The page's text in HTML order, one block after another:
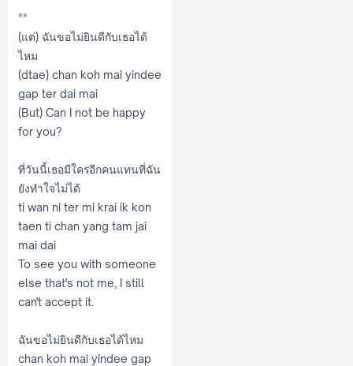
**
(แต่) ฉันขอไม่ยินดีกับเธอได้
ไหม
(dtae) chan koh mai yindee
gap ter dai mai
(But) Can I not be happy
for you?
ที่วันนี้เธอมีใครอีกคนแทนที่ฉัน
ยังทำใจไม่ได้
ti wan ni ter mi krai ik kon
taen ti chan yang tam jai
mai dai
To see you with someone
else that's not me, I still
can't accept it.
ฉันขอไม่ยินดีกับเธอได้ไหม
chan koh mai yindee gap